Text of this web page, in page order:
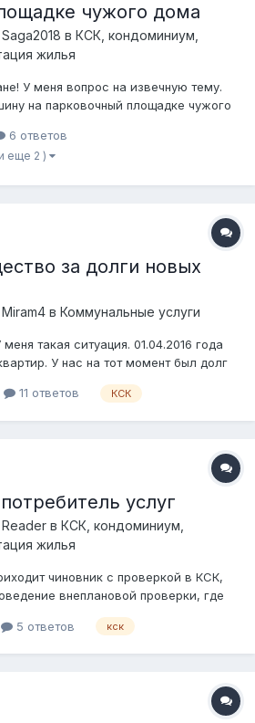
чужого дома
Saga2018 в КСК, кондоминиум,
жилья
У меня вопрос на извечную тему.
на парковочный площадке чужого
парковочная площадка,
моего окна. Так вот, ставлю
6 ответов
еще 2 )
за долги новых
Miram4 в Коммунальные услуги
такая ситуация. 01.04.2016 года
У нас на тот момент был долг
на себя (мой косяк, прошу не
11 ответов КСК
услуг
Reader в КСК, кондоминиум,
жилья
чиновник с проверкой в КСК,
внеплановой проверки, где
и юридических лиц (потребителей),
5 ответов кск